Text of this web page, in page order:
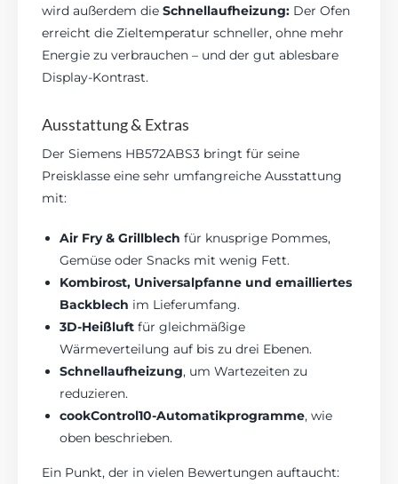
wird außerdem dieSchnellaufheizung: Der Ofen
erreicht die Zieltemperatur schneller, ohne mehr
Energie zu verbrauchen – und der gut ablesbare
Display-Kontrast.
Ausstattung & Extras
Der Siemens HB572ABS3 bringt für seine
Preisklasse eine sehr umfangreiche Ausstattung
mit:
Air Fry & Grillblech für knusprige Pommes,
Gemüse oder Snacks mit wenig Fett.
Kombirost, Universalpfanne und emailliertes
Backblech im Lieferumfang.
3D-Heißluft für gleichmäßige
Wärmeverteilung auf bis zu drei Ebenen.
Schnellaufheizung, um Wartezeiten zu
reduzieren.
cookControl10-Automatikprogramme, wie
oben beschrieben.
Ein Punkt, der in vielen Bewertungen auftaucht: